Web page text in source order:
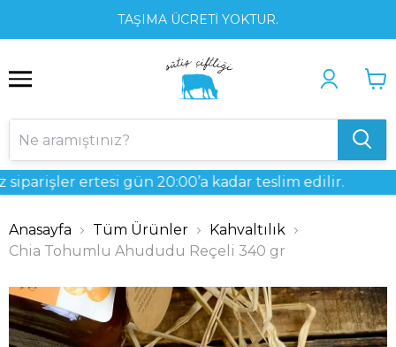
TAŞIMA ÜCRETİ YOKTUR.
1 2 3
ertesi gün 20:00’a kadar teslim edilir.
Anasayfa Tüm Ürünler
Kahvaltılık
Chia Tohumlu Ahududu Reçeli 340 gr